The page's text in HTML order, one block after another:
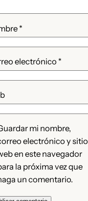
*
electrónico *
mi nombre,
electrónico y sitio
en este navegador
la próxima vez que
un comentario.